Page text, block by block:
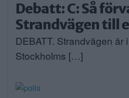
Debatt: C: Så
Strandvägen till
DEBATT. Strandvägen är
Stockholms […]